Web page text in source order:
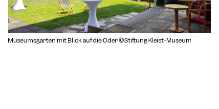
Museumsgarten mit Blick auf die Oder ©Stiftung Kleist-Museum